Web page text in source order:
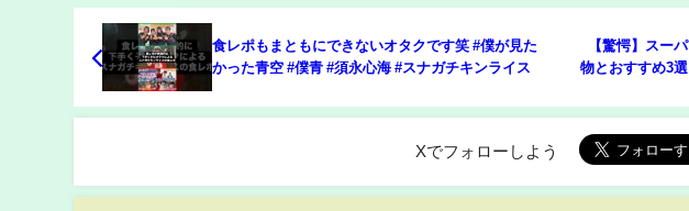
食レポもまともにできないオタクです笑 #僕が見た
かった青空 #僕青 #須永心海 #スナガチキンライス
【驚愕】スー
物とおすすめ3
を害する驚き
Xでフォローしよう